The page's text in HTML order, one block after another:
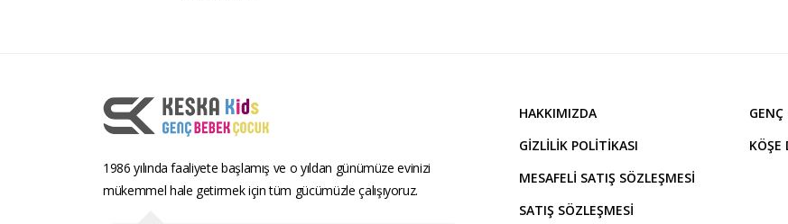
1986 yılında faaliyete başlamış ve o yıldan günümüze evinizi
mükemmel hale getirmek için tüm gücümüzle çalışıyoruz.
HAKKIMIZDA
GIZLILIK POLITIKASI
MESAFELI SATIŞ SÖZLEŞMESI
SATIŞ SÖZLEŞMESI
GENÇ
KÖŞE